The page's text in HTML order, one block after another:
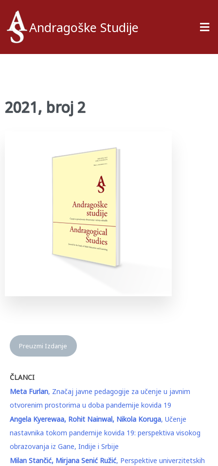
Andragoške Studije
2021, broj 2
Preuzmi Izdanje
ČLANCI
Meta Furlan, Značaj javne pedagogije za učenje u javnim
otvorenim prostorima u doba pandemije kovida 19
Angela Kyerewaa, Rohit Nainwal, Nikola Koruga, Učenje
nastavnika tokom pandemije kovida 19: perspektiva visokog
obrazovanja iz Gane, Indije i Srbije
Milan Stančić, Mirjana Senić Ružić, Perspektive univerzitetskih